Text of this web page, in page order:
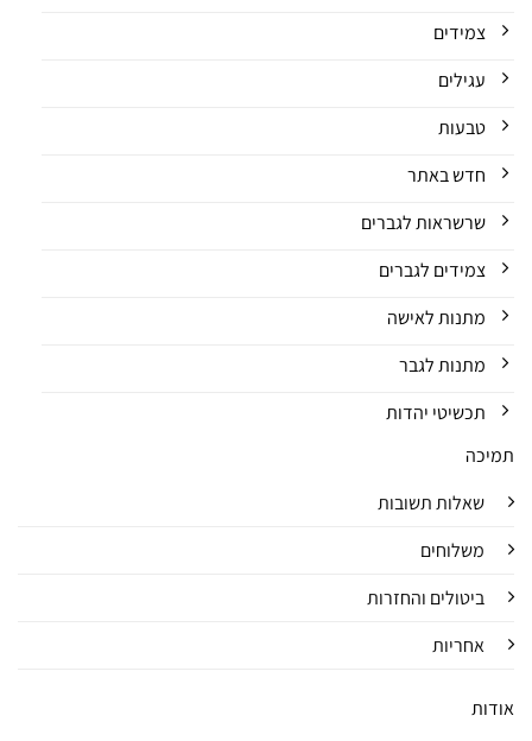
צמידים
עגילים
טבעות
חדש באתר
שרשראות לגברים
צמידים לגברים
מתנות לאישה
מתנות לגבר
תכשיטי יהדות
תמיכה
שאלות תשובות
משלוחים
ביטולים והחזרות
אחריות
אודות